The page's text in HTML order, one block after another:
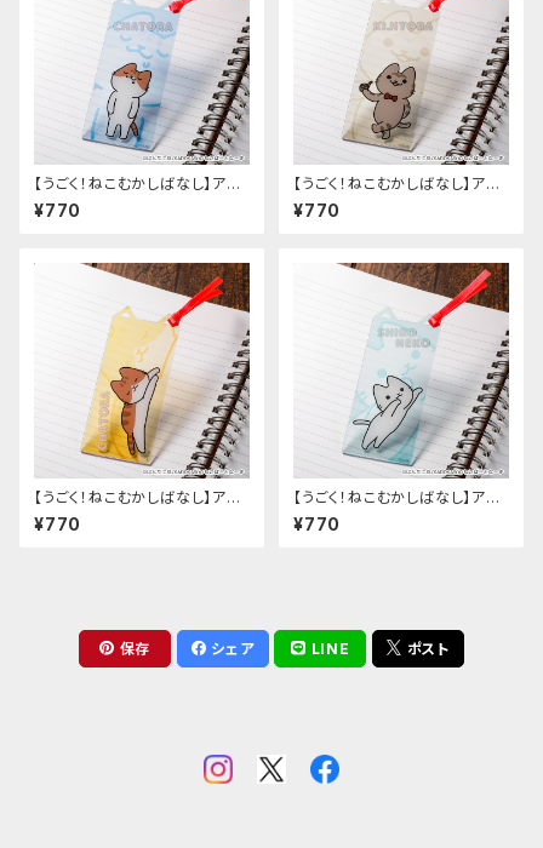
【うごく！ねこむかしばなし】アク
リルしおり（H）
¥770
【うごく！ねこむかしばなし】アク
リルしおり（E）
¥770
【うごく！ねこむかしばなし】アク
リルしおり（B）
¥770
【うごく！ねこむかしばなし】アク
リルしおり（D）
¥770
保存 シェア LINE ポスト